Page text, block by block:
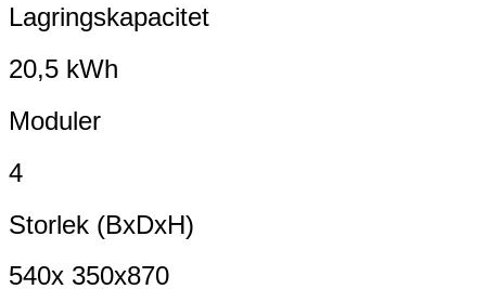
Lagringskapacitet
20,5 kWh
Moduler
4
Storlek (BxDxH)
540x 350x870